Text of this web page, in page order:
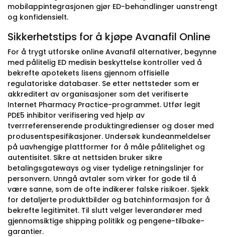
mobilappintegrasjonen gjør ED-behandlinger uanstrengt
og konfidensielt.
Sikkerhetstips for å kjøpe Avanafil Online
For å trygt utforske online Avanafil alternativer, begynne
med pålitelig ED medisin beskyttelse kontroller ved å
bekrefte apotekets lisens gjennom offisielle
regulatoriske databaser. Se etter nettsteder som er
akkreditert av organisasjoner som det verifiserte
Internet Pharmacy Practice-programmet. Utfør legit
PDE5 inhibitor verifisering ved hjelp av
tverrreferenserende produktingredienser og doser med
produsentspesifikasjoner. Undersøk kundeanmeldelser
på uavhengige plattformer for å måle pålitelighet og
autentisitet. Sikre at nettsiden bruker sikre
betalingsgateways og viser tydelige retningslinjer for
personvern. Unngå avtaler som virker for gode til å
være sanne, som de ofte indikerer falske risikoer. Sjekk
for detaljerte produktbilder og batchinformasjon for å
bekrefte legitimitet. Til slutt velger leverandører med
gjennomsiktige shipping politikk og pengene-tilbake-
garantier.